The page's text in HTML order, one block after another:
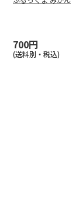
700円
(送料別・税込)